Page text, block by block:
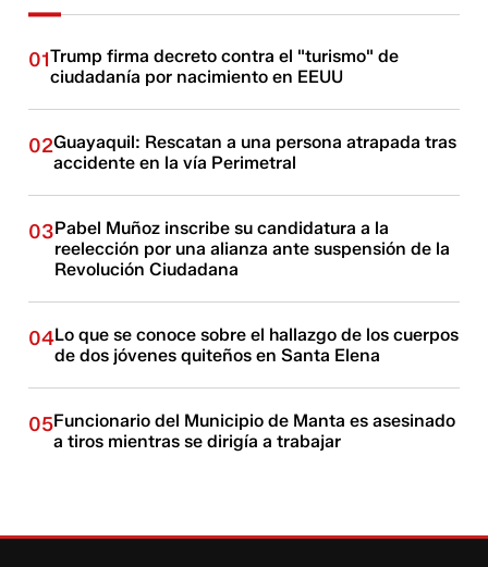
01Trump firma decreto contra el "turismo" de
ciudadanía por nacimiento en EEUU
02Guayaquil: Rescatan a una persona atrapada tras
accidente en la vía Perimetral
03Pabel Muñoz inscribe su candidatura a la
reelección por una alianza ante suspensión de la
Revolución Ciudadana
04Lo que se conoce sobre el hallazgo de los cuerpos
de dos jóvenes quiteños en Santa Elena
05Funcionario del Municipio de Manta es asesinado
a tiros mientras se dirigía a trabajar